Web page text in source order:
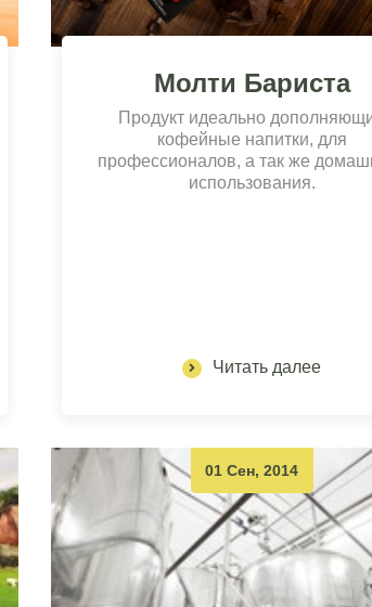
Молти Бариста
Продукт идеально
кофейные напитки, для
профессионалов, а так же
использования.
Читать далее
01 Сен, 2014